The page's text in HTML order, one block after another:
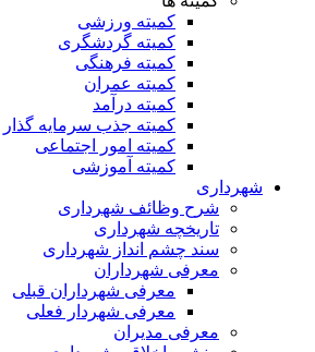
کمیته ورزشی
کمیته گردشگری
کمیته فرهنگی
کمیته عمران
کمیته درآمد
کمیته جذب سرمایه گذار
کمیته امور اجتماعی
کمیته آموزشی
شهرداری
شرح وظائف شهرداری
تاریخچه شهرداری
سند چشم انداز شهرداری
معرفی شهرداران
معرفی شهرداران قبلی
معرفی شهردار فعلی
معرفی مدیران